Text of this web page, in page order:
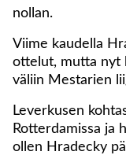
nollan.
Viime kaudella
ottelut, mutta nyt
väliin Mestarien
Leverkusen
Rotterdamissa ja
ollen Hradecky